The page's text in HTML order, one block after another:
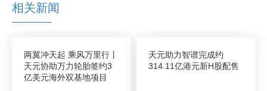
相关新闻
两翼冲天起 乘风万里行丨
天元协助万力轮胎签约3
亿美元海外双基地项目
天元助力智谱完成约
314.11亿港元新H股配售